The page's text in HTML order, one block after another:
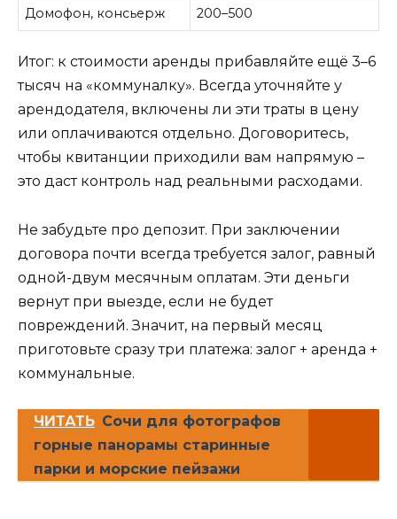
Домофон, консьерж 200–500
Итог: к стоимости аренды прибавляйте ещё 3–6
тысяч на «коммуналку». Всегда уточняйте у
арендодателя, включены ли эти траты в цену
или оплачиваются отдельно. Договоритесь,
чтобы квитанции приходили вам напрямую –
это даст контроль над реальными расходами.
Не забудьте про депозит. При заключении
договора почти всегда требуется залог, равный
одной-двум месячным оплатам. Эти деньги
вернут при выезде, если не будет
повреждений. Значит, на первый месяц
приготовьте сразу три платежа: залог + аренда +
коммунальные.
ЧИТАТЬ Сочи для фотографов
горные панорамы старинные
парки и морские пейзажи